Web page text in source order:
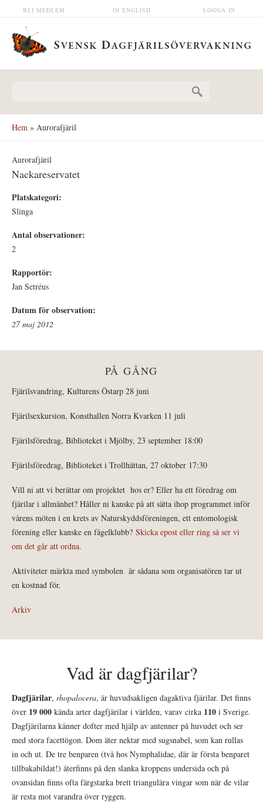
Hoppa till huvudinnehåll LOGGA IN
IN ENGLISH
BLI MEDLEM
Hem » Aurorafjäril
Aurorafjäril
Nackareservatet
Platskategori:
Slinga
Antal observationer:
2
Rapportör:
Jan Setréus
Datum för observation:
27 maj 2012
PÅ GÅNG
Fjärilsvandring, Kulturens Östarp 28 juni
Fjärilsexkursion, Konsthallen Norra Kvarken 11 juli
Fjärilsföredrag, Biblioteket i Mjölby, 23 september 18:00
Fjärilsföredrag, Biblioteket i Trollhättan, 27 oktober 17:30
Vill ni att vi berättar om projektet hos er? Eller ha ett föredrag om
fjärilar i allmänhet? Håller ni kanske på att sätta ihop programmet inför
vårens möten i en krets av Naturskyddsföreningen, ett entomologisk
förening eller kanske en fågelklubb? Skicka epost eller ring så ser vi
om det går att ordna.
Aktiviteter märkta med symbolen är sådana som organisatören tar ut
en kostnad för.
Arkiv
Vad är dagfjärilar?
Dagfjärilar, rhopalocera, är huvudsakligen dagaktiva fjärilar. Det finns
över 19 000 kända arter dagfjärilar i världen, varav cirka 110 i Sverige.
Dagfjärilarna känner dofter med hjälp av antenner på huvudet och ser
med stora facettögon. Dom äter nektar med sugsnabel, som kan rullas
in och ut. De tre benparen (två hos Nymphalidae, där är första benparet
tillbakabildat!) återfinns på den slanka kroppens undersida och på
ovansidan finns ofta färgstarka brett triangulära vingar som när de vilar
är resta mot varandra över ryggen.